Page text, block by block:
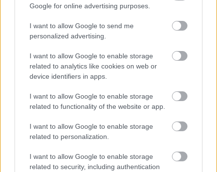
Google for online advertising purposes.
I want to allow Google to send me
personalized advertising.
I want to allow Google to enable storage
related to analytics like cookies on web or
device identifiers in apps.
I want to allow Google to enable storage
related to functionality of the website or app.
I want to allow Google to enable storage
related to personalization.
I want to allow Google to enable storage
related to security, including authentication
Lángra lobban a Csendes-óceán a Paradox második
világháborús stratégiai játékában
No Compromise, No Surrender címmel megjelent a Hearts of
Iron IV legújabb kiegészítője, amelyben átírhatjuk Japán,
Kína és a Fülöp-szigetek történelmét.